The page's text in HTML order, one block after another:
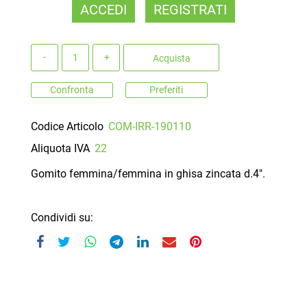
ACCEDI
REGISTRATI
Acquista
Confronta Preferiti
Codice Articolo COM-IRR-190110
Aliquota IVA 22
Gomito femmina/femmina in ghisa zincata d.4".
Condividi su: